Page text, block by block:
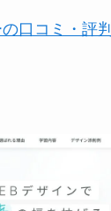
口コミ・評判